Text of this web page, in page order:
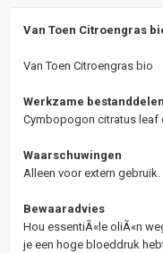
Van Toen Citroengras
Van Toen Citroengras bio
Werkzame bestanddelen
Cymbopogon citratus
Waarschuwingen
Alleen voor extern gebruik.
Bewaaradvies
Hou essentiÃ«le oliÃ«n
je een hoge bloeddruk